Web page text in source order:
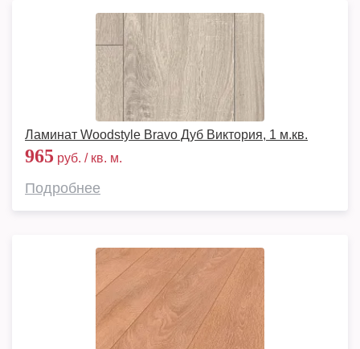
Ламинат Woodstyle Bravo Дуб Виктория, 1 м.кв.
965 руб. / кв. м.
Подробнее